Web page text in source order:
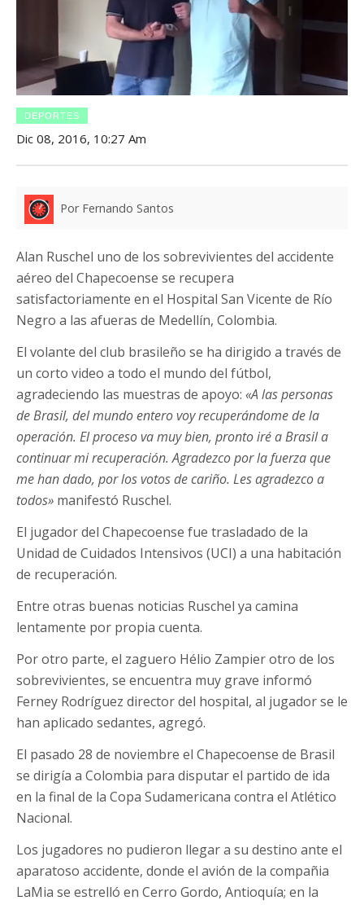
DEPORTES
Dic 08, 2016, 10:27 Am
Por Fernando Santos
Alan Ruschel uno de los sobrevivientes del accidente
aéreo del Chapecoense se recupera
satisfactoriamente en el Hospital San Vicente de Río
Negro a las afueras de Medellín, Colombia.
El volante del club brasileño se ha dirigido a través de
un corto video a todo el mundo del fútbol,
agradeciendo las muestras de apoyo: «A las personas
de Brasil, del mundo entero voy recuperándome de la
operación. El proceso va muy bien, pronto iré a Brasil a
continuar mi recuperación. Agradezco por la fuerza que
me han dado, por los votos de cariño. Les agradezco a
todos» manifestó Ruschel.
El jugador del Chapecoense fue trasladado de la
Unidad de Cuidados Intensivos (UCI) a una habitación
de recuperación.
Entre otras buenas noticias Ruschel ya camina
lentamente por propia cuenta.
Por otro parte, el zaguero Hélio Zampier otro de los
sobrevivientes, se encuentra muy grave informó
Ferney Rodríguez director del hospital, al jugador se le
han aplicado sedantes, agregó.
El pasado 28 de noviembre el Chapecoense de Brasil
se dirigía a Colombia para disputar el partido de ida
en la final de la Copa Sudamericana contra el Atlético
Nacional.
Los jugadores no pudieron llegar a su destino ante el
aparatoso accidente, donde el avión de la compañia
LaMia se estrelló en Cerro Gordo, Antioquía; en la